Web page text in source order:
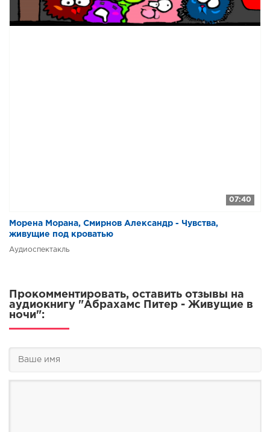
07:40
Морена Морана, Смирнов Александр - Чувства,
живущие под кроватью
Аудиоспектакль
Прокомментировать, оставить отзывы на
аудиокнигу "Абрахамс Питер - Живущие в
ночи":